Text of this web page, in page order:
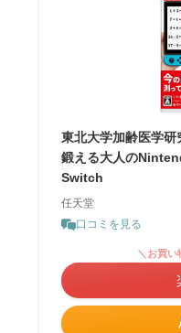
東北大学加齢医学
鍛える大人の
Switch
任天堂
口コミを見る
＼お買い